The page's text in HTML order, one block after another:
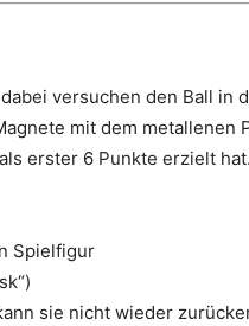
versuchen den Ball
mit dem
erster 6 Punkte erzielt
Spielfigur
sie nicht wieder